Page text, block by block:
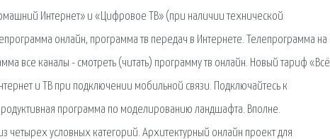
Интернет» и «Цифровое ТВ» (при наличии технической
онлайн, программа тв передач в Интернете. Телепрограмма на
все каналы - смотреть (читать) программу тв онлайн. Новый тариф «Всё
и ТВ при подключении мобильной связи. Подключайтесь к
программа по моделированию ландшафта. Вполне.
четырех условных категорий. Архитектурный онлайн проект для